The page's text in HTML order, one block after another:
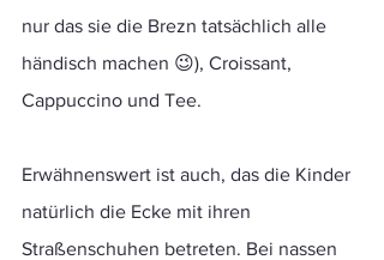
nur das sie die Brezn tatsächlich alle
händisch machen 😉), Croissant,
Cappuccino und Tee.
Erwähnenswert ist auch, das die Kinder
natürlich die Ecke mit ihren
Straßenschuhen betreten. Bei nassen